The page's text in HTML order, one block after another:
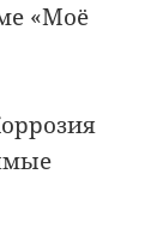
«Моё